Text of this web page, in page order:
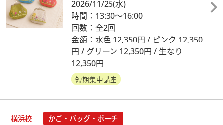
2026/11/25(水)
時間：13:30～16:00
回数：全2回
金額：水色 12,350円 / ピンク 12,350
円 / グリーン 12,350円 / 生なり
12,350円
短期集中講座
横浜校 かご・バッグ・ポーチ